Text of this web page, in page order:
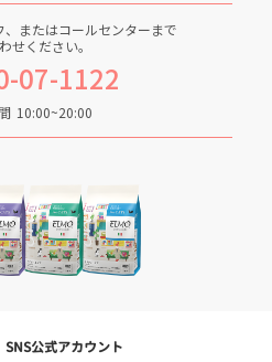
またはコールセンターまで
せください。
07-1122
10:00~20:00
公式アカウント